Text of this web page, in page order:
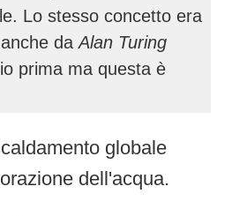
Lo stesso concetto era
daAlan Turing
prima ma questa è
globale
dell'acqua.